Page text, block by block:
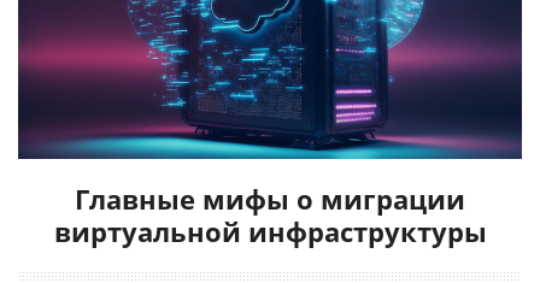
Главные мифы о миграции
виртуальной инфраструктуры